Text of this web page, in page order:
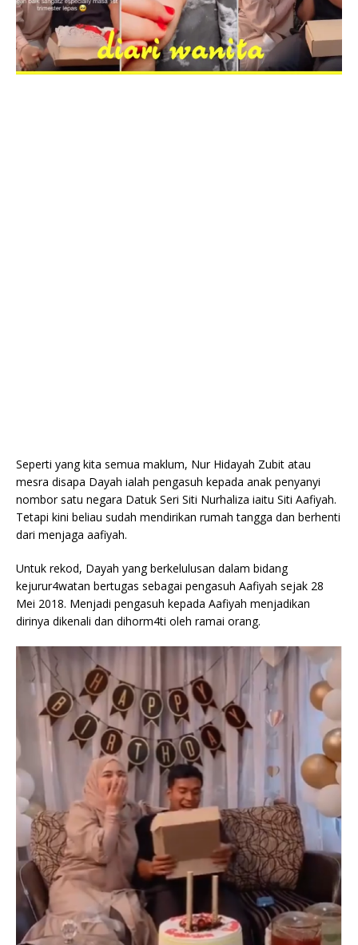
Seperti yang kita semua maklum, Nur Hidayah Zubit atau
mesra disapa Dayah ialah pengasuh kepada anak penyanyi
nombor satu negara Datuk Seri Siti Nurhaliza iaitu Siti Aafiyah.
Tetapi kini beliau sudah mendirikan rumah tangga dan berhenti
dari menjaga aafiyah.
Untuk rekod, Dayah yang berkelulusan dalam bidang
kejurur4watan bertugas sebagai pengasuh Aafiyah sejak 28
Mei 2018. Menjadi pengasuh kepada Aafiyah menjadikan
dirinya dikenali dan dihorm4ti oleh ramai orang.